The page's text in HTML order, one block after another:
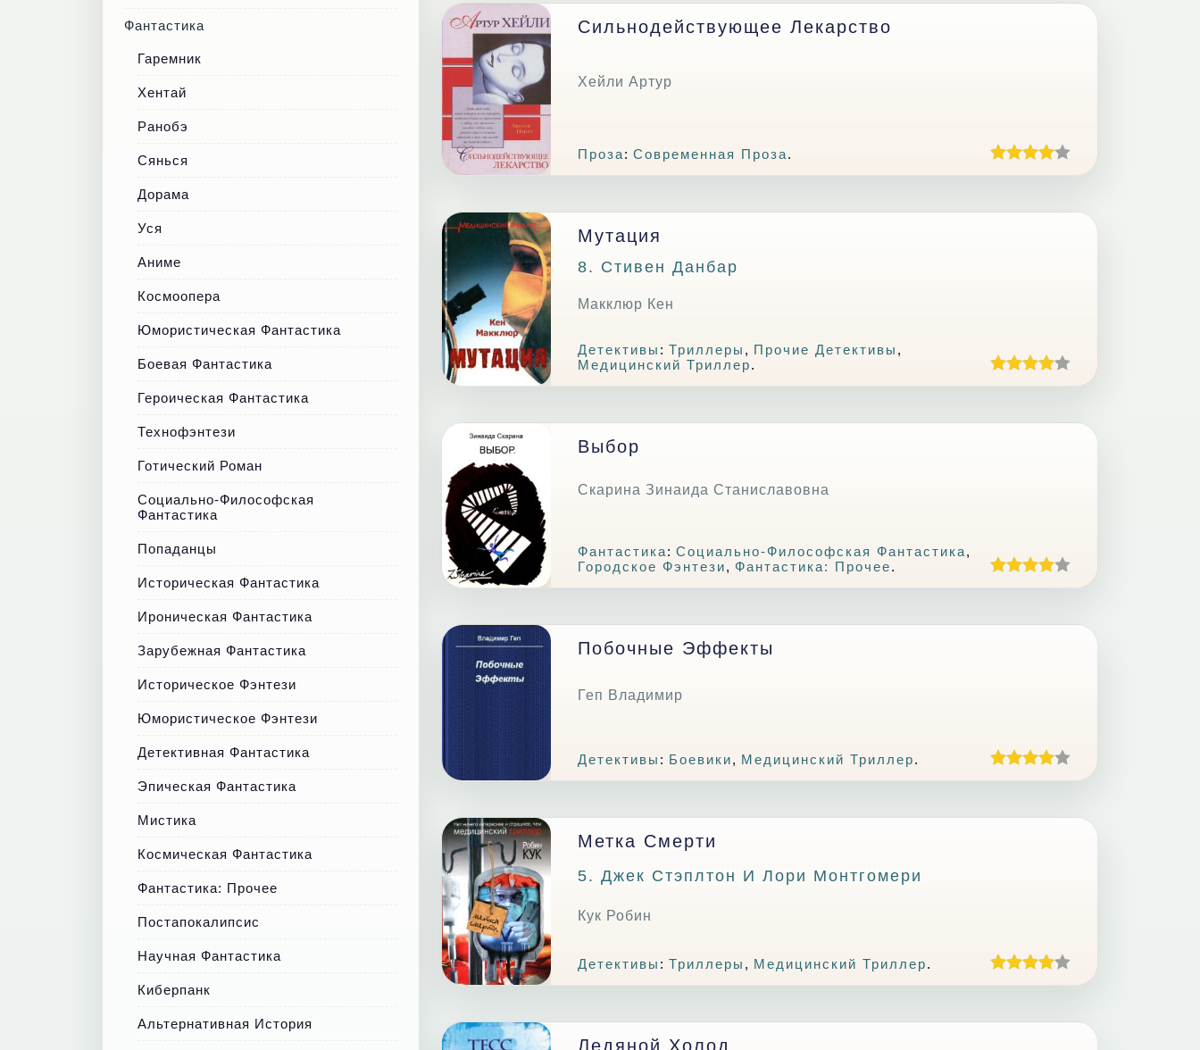
Сильнодействующее Лекарство
Хейли Артур
Проза: Современная Проза.
Мутация
8. Стивен Данбар
Макклюр Кен
Детективы : Триллеры , Прочие Детективы ,
Медицинский Триллер.
Выбор
Скарина Зинаида Станиславовна
Фантастика: Социально-Философская Фантастика,
Городское Фэнтези, Фантастика: Прочее.
Побочные Эффекты
Геп Владимир
Детективы : Боевики, Медицинский Триллер.
Метка Смерти
5. Джек Стэплтон И Лори Монтгомери
Кук Робин
Детективы : Триллеры , Медицинский Триллер.
Ледяной Холод
Фантастика
Гаремник
Хентай
Ранобэ
Сянься
Дорама
Уся
Аниме
Космоопера
Юмористическая Фантастика
Боевая Фантастика
Героическая Фантастика
Технофэнтези
Готический Роман
Социально-Философская
Фантастика
Попаданцы
Историческая Фантастика
Ироническая Фантастика
Зарубежная Фантастика
Историческое Фэнтези
Юмористическое Фэнтези
Детективная Фантастика
Эпическая Фантастика
Мистика
Космическая Фантастика
Фантастика: Прочее
Постапокалипсис
Научная Фантастика
Киберпанк
Альтернативная История